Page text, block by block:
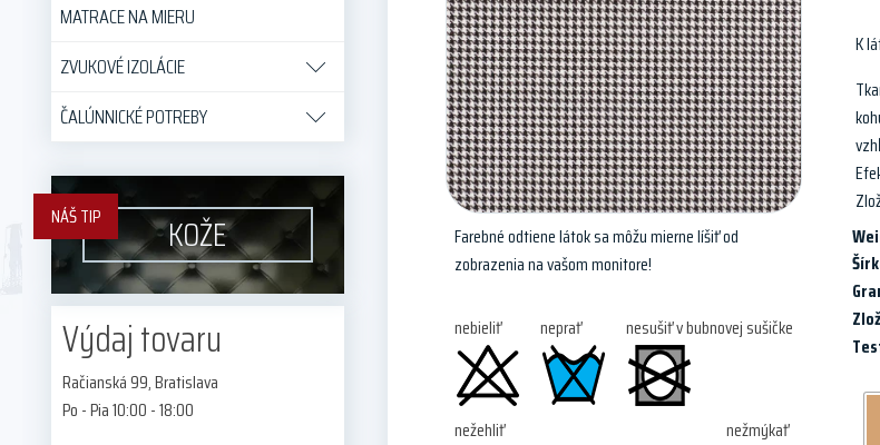
MATRACE NA MIERU
ZVUKOVÉ IZOLÁCIE
ČALÚNNICKÉ POTREBY
KOŽE
NÁŠ TIP
Výdaj tovaru
Račianská 99, Bratislava
Po - Pia 10:00 - 18:00
Farebné odtiene látok sa môžu mierne líšiť od
zobrazenia na vašom monitore!
nebieliť neprať nesušiť v bubnovej sušičke
nežehliť nežmýkať
K